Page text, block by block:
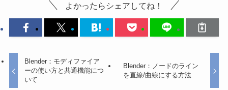
よかったらシェアしてね！
Blender：モディファイア
ーの使い方と共通機能につ
いて
Blender：ノードのライン
を直線/曲線にする方法